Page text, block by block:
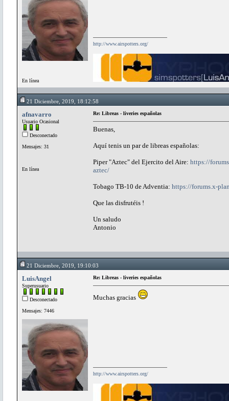
En línea
http://www.airspotters.org/
21 Diciembre, 2019, 18:12:58
afnavarro
Usuario Ocasional
Desconectado
Mensajes: 31
En línea
Re: Libreas - liveries españolas
Buenas,
Aquí tenis un par de libreas españolas:
Piper "Aztec" del Ejercito del Aire: https://
aztec/
Tobago TB-10 de Adventia: https://forums.x-
Que las disfrutéis !
Un saludo
Antonio
21 Diciembre, 2019, 19:10:03
LuisAngel
Superusuario
Desconectado
Mensajes: 7446
Re: Libreas - liveries españolas
Muchas gracias
http://www.airspotters.org/